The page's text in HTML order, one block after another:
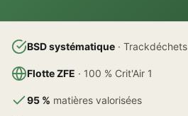
BSD systématique · Trackdéchets
Flotte ZFE · 100 % Crit'Air 1
95 % matières valorisées